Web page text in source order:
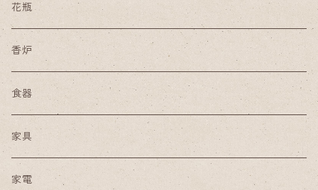
花瓶
香炉
食器
家具
家電